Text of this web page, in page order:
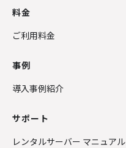
料金
ご利用料金
事例
導入事例紹介
サポート
レンタルサーバー マニュアル